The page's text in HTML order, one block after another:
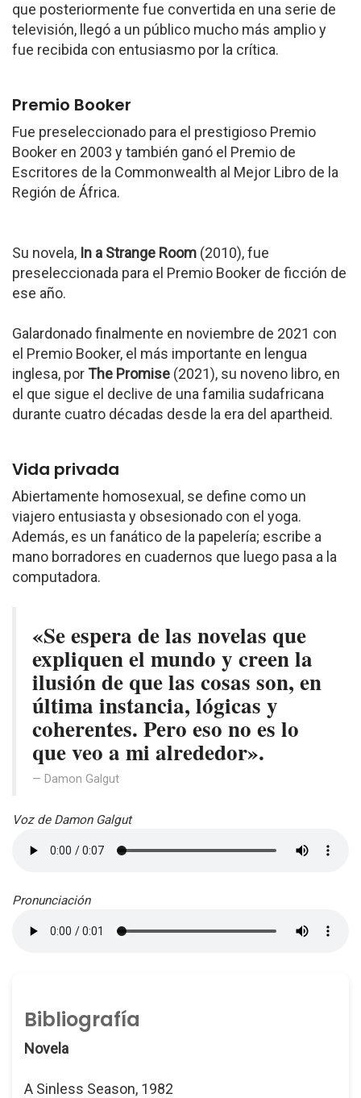
que posteriormente fue convertida en una serie de
televisión, llegó a un público mucho más amplio y
fue recibida con entusiasmo por la crítica.
Premio Booker
Fue preseleccionado para el prestigioso Premio
Booker en 2003 y también ganó el Premio de
Escritores de la Commonwealth al Mejor Libro de la
Región de África.
Su novela, In a Strange Room (2010), fue
preseleccionada para el Premio Booker de ficción de
ese año.
Galardonado finalmente en noviembre de 2021 con
el Premio Booker, el más importante en lengua
inglesa, por The Promise (2021), su noveno libro, en
el que sigue el declive de una familia sudafricana
durante cuatro décadas desde la era del apartheid.
Vida privada
Abiertamente homosexual, se define como un
viajero entusiasta y obsesionado con el yoga.
Además, es un fanático de la papelería; escribe a
mano borradores en cuadernos que luego pasa a la
computadora.
«Se espera de las novelas que
expliquen el mundo y creen la
ilusión de que las cosas son, en
última instancia, lógicas y
coherentes. Pero eso no es lo
que veo a mi alrededor».
Damon Galgut
Voz de Damon Galgut
Pronunciación
Bibliografía
Novela
A Sinless Season, 1982